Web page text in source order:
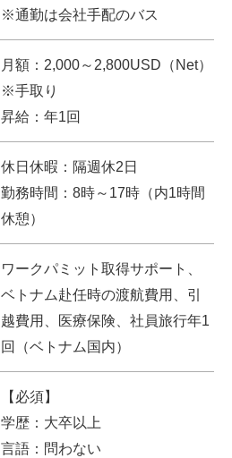
※通勤は会社手配のバス
月額：2,000～2,800USD（Net）
※手取り
昇給：年1回
休日休暇：隔週休2日
勤務時間：8時～17時（内1時間
休憩）
ワークパミット取得サポート、
ベトナム赴任時の渡航費用、引
越費用、医療保険、社員旅行年1
回（ベトナム国内）
【必須】
学歴：大卒以上
言語：問わない